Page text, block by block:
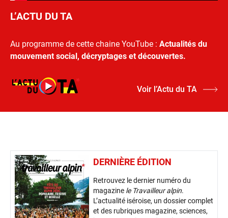
L’ACTU DU TA
Au programme de cette chaine YouTube : Actualités du
mouvement social, décryptages et découvertes.
Voir l’Actu du TA
DERNIÈRE ÉDITION
Retrouvez le dernier numéro du
magazine le Travailleur alpin.
L’actualité iséroise, un dossier complet
et des rubriques magazine, sciences,